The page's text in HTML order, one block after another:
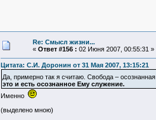
Re: Смысл жизни...
« Ответ #156 : 02 Июня 2007, 00:55:31 »
Цитата: С.И. Доронин от 31 Мая 2007, 13:15:21
Да, примерно так я считаю. Свобода –
это и есть осознанное Ему служение.
Именно
(выделено мною)